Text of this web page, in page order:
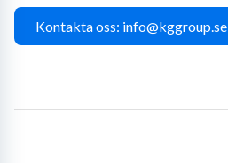
Kontakta oss: info@kggroup.se